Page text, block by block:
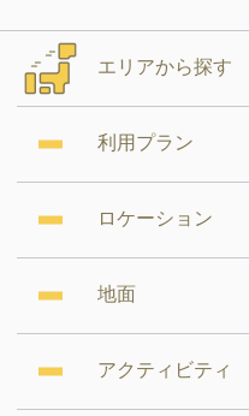
エリアから探す
利用プラン
ロケーション
地面
アクティビティ